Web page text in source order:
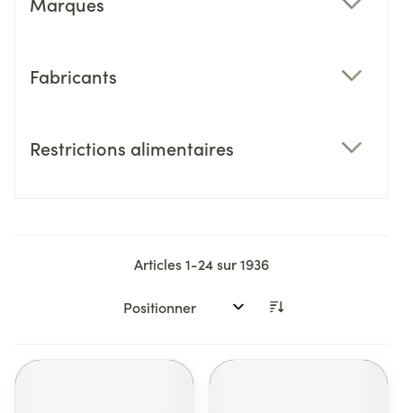
Fabricants
Restrictions alimentaires
Articles1-24sur1936
Trier par: